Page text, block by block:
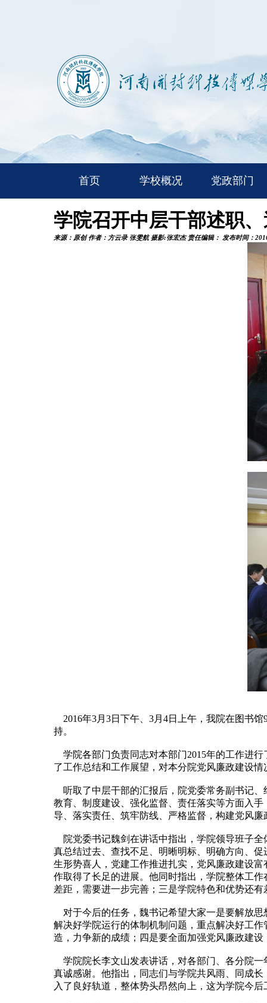
首页 学校概况 党政部门
学院召开中层干部述职
来源： 原创 作者： 方云录 张雯航 摄影:张宏杰 责任编辑： 发布时间：
2016年3月3日下午、3月4日上午，我院在图书
持。
学院各部门负责同志对本部门2015年的工作进
了工作总结和工作展望，对本分院党风廉政建设情
听取了中层干部的汇报后，院党委常务副书记、
教育、制度建设、强化监督、责任落实等方面入
导、落实责任、筑牢防线、严格监督，构建党风
院党委书记魏剑在讲话中指出，学院领导班子全
真总结过去、查找不足、明晰明标、明确方向、
生形势喜人，党建工作推进扎实，党风廉政建设
作取得了长足的进展。他同时指出，学院整体工
差距，需要进一步完善；三是学院特色和优势还
对于今后的任务，魏书记希望大家一是要解放思
解决好学院运行的体制机制问题，重点解决好工
造，力争新的成绩；四是要全面加强党风廉政建
学院院长李文山发表讲话，对各部门、各分院一
真诚感谢。他指出，同志们与学院共风雨、同成
入了良好轨道，整体势头昂然向上，这为学院今